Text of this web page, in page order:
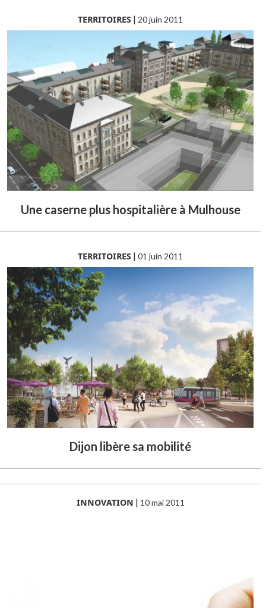
TERRITOIRES | 20 juin 2011
Une caserne plus hospitalière à Mulhouse
TERRITOIRES |01 juin 2011
Dijon libère sa mobilité
INNOVATION | 10 mai 2011